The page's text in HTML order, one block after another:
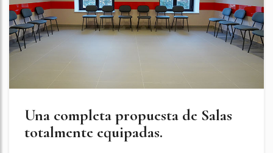
Una completa propuesta de Salas
totalmente equipadas.